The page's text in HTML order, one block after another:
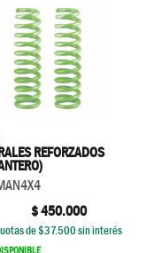
REFORZADOS
$450.000
de $37.500sin interés